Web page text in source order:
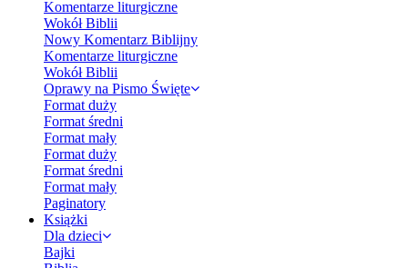
Komentarze liturgiczne
Wokół Biblii
Nowy Komentarz Biblijny
Komentarze liturgiczne
Wokół Biblii
Oprawy na Pismo Święte
Format duży
Format średni
Format mały
Format duży
Format średni
Format mały
Paginatory
Książki
Dla dzieci
Bajki